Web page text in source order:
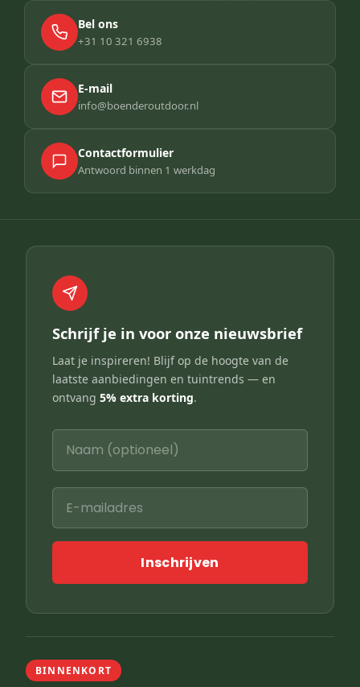
Bel ons
+31 10 321 6938
E-mail
info@boenderoutdoor.nl
Contactformulier
Antwoord binnen 1 werkdag
Schrijf je in voor onze nieuwsbrief
Laat je inspireren! Blijf op de hoogte van de
laatste aanbiedingen en tuintrends — en
ontvang 5% extra korting.
Inschrijven
BINNENKORT